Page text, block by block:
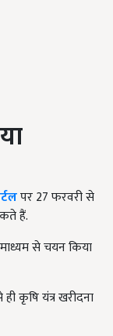
पर 27 फरवरी से
हैं.
से चयन किया
कृषि यंत्र खरीदना